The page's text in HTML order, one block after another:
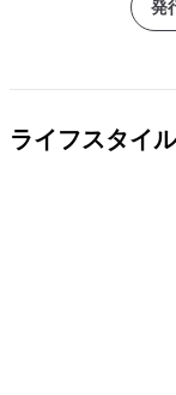
発
ライフスタイ